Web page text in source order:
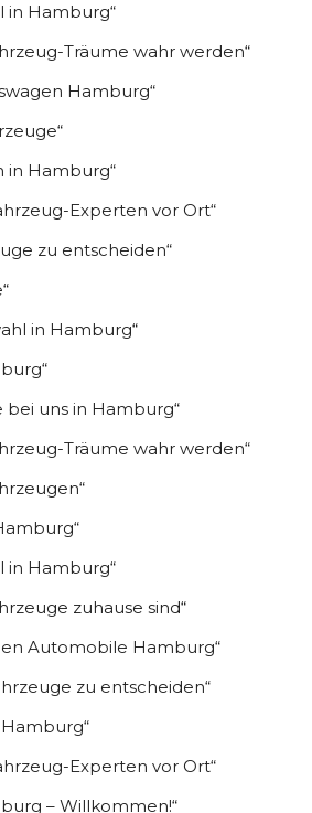
in Hamburg“
Träume wahr werden“
Hamburg“
in Hamburg“
Experten vor Ort“
zu entscheiden“
in Hamburg“
uns in Hamburg“
Träume wahr werden“
in Hamburg“
zuhause sind“
Automobile Hamburg“
zu entscheiden“
Experten vor Ort“
– Willkommen!“